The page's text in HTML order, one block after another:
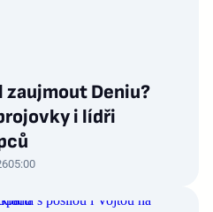
zaujmout Deniu?
i lídři
05:00